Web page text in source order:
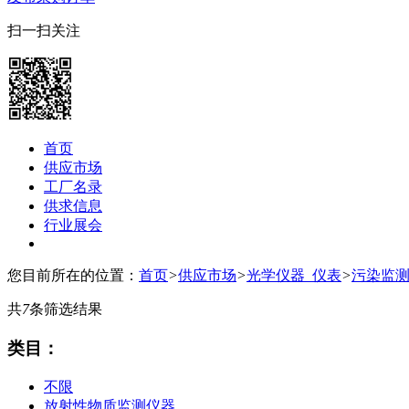
扫一扫关注
首页
供应市场
工厂名录
供求信息
行业展会
您目前所在的位置： 首页>供应市场>光学仪器_仪表>污染监
共7条筛选结果
类目：
不限
放射性物质监测仪器